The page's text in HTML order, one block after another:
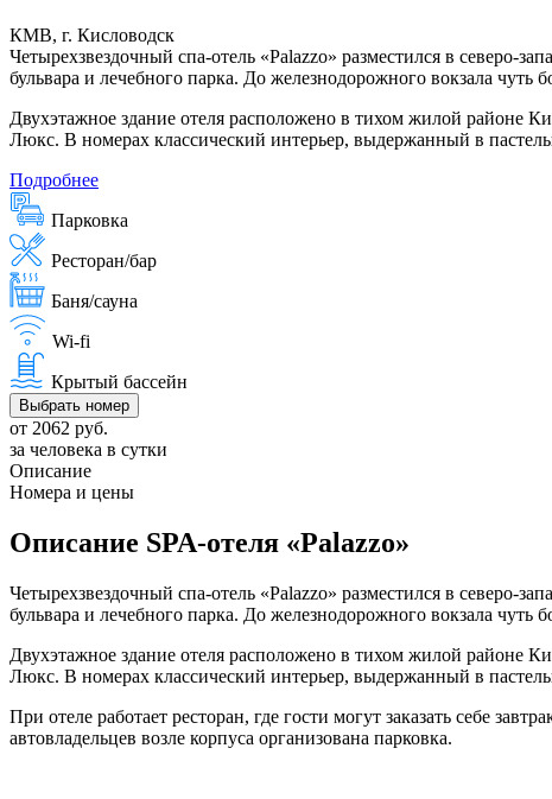
КМВ, г. Кисловодск
Четырехзвездочный спа-отель «Palazzo» разместился в северо-
бульвара и лечебного парка. До железнодорожного вокзала чуть
Двухэтажное здание отеля расположено в тихом жилой районе
Люкс. В номерах классический интерьер, выдержанный в
Подробнее
Парковка
Ресторан/бар
Баня/сауна
Wi-fi
Крытый бассейн
Выбрать номер
от 2062 руб.
за человека в сутки
Описание
Номера и цены
Описание SPA-отеля «Palazzo»
Четырехзвездочный спа-отель «Palazzo» разместился в северо-
бульвара и лечебного парка. До железнодорожного вокзала чуть
Двухэтажное здание отеля расположено в тихом жилой районе
Люкс. В номерах классический интерьер, выдержанный в
При отеле работает ресторан, где гости могут заказать себе
автовладельцев возле корпуса организована парковка.